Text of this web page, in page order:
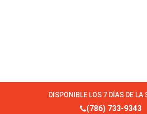
DISPONIBLE LOS 7 DÍAS DE LA
(786) 733-9343